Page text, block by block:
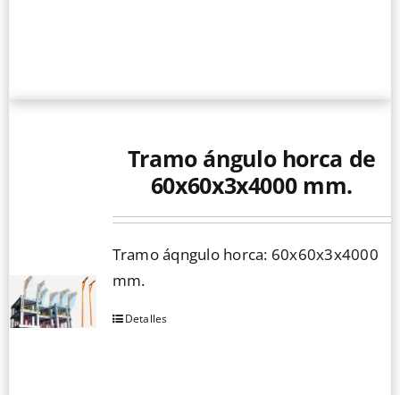
Tramo ángulo horca de
60x60x3x4000 mm.
Tramo áqngulo horca: 60x60x3x4000
mm.
Detalles